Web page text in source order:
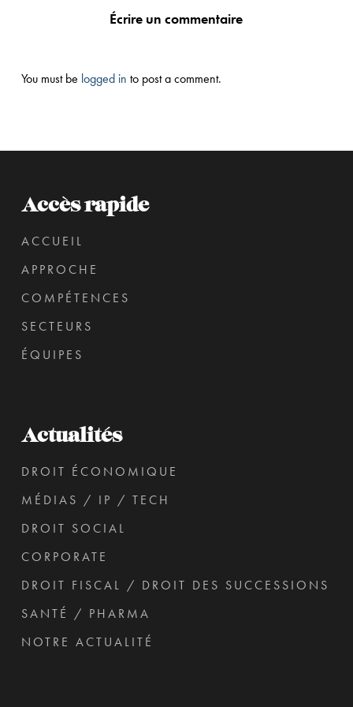
Écrire un commentaire
You must be logged in to post a comment.
Accès rapide
ACCUEIL
APPROCHE
COMPÉTENCES
SECTEURS
ÉQUIPES
Actualités
DROIT ÉCONOMIQUE
MÉDIAS / IP / TECH
DROIT SOCIAL
CORPORATE
DROIT FISCAL / DROIT DES SUCCESSIONS
SANTÉ / PHARMA
NOTRE ACTUALITÉ